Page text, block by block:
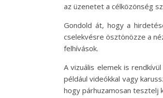
az üzenetet a célközönség
Gondold át, hogy a
cselekvésre ösztönözze a
felhívások.
A vizuális elemek is
például videókkal vagy
hogy párhuzamosan tesztelj